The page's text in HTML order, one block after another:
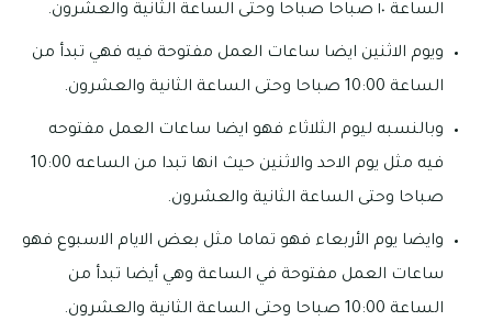
الساعة ١٠ صباحا صباحا وحتى الساعة الثانية والعشرون.
ويوم الاثنين ايضا ساعات العمل مفتوحة فيه فهي تبدأ من
الساعة 10:00 صباحا وحتى الساعة الثانية والعشرون.
وبالنسبه ليوم الثلاثاء فهو ايضا ساعات العمل مفتوحه
فيه مثل يوم الاحد والاثنين حيث انها تبدا من الساعه 10:00
صباحا وحتى الساعة الثانية والعشرون.
وايضا يوم الأربعاء فهو تماما مثل بعض الايام الاسبوع فهو
ساعات العمل مفتوحة في الساعة وهي أيضا تبدأ من
الساعة 10:00 صباحا وحتى الساعة الثانية والعشرون.